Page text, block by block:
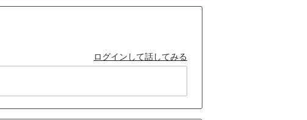
ログインして話してみる